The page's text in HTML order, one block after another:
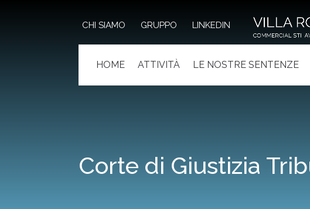
CHI SIAMO GRUPPO LINKEDIN
HOME ATTIVITÀ LE NOSTRE SENTENZE
Corte di Giustizia